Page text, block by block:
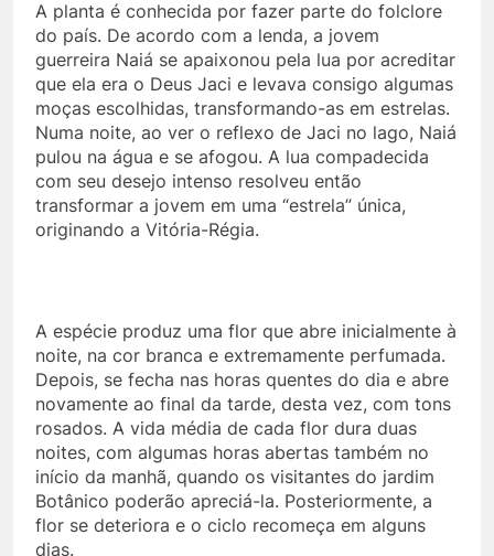
A planta é conhecida por fazer parte do folclore
do país. De acordo com a lenda, a jovem
guerreira Naiá se apaixonou pela lua por acreditar
que ela era o Deus Jaci e levava consigo algumas
moças escolhidas, transformando-as em estrelas.
Numa noite, ao ver o reflexo de Jaci no lago, Naiá
pulou na água e se afogou. A lua compadecida
com seu desejo intenso resolveu então
transformar a jovem em uma “estrela” única,
originando a Vitória-Régia.
A espécie produz uma flor que abre inicialmente à
noite, na cor branca e extremamente perfumada.
Depois, se fecha nas horas quentes do dia e abre
novamente ao final da tarde, desta vez, com tons
rosados. A vida média de cada flor dura duas
noites, com algumas horas abertas também no
início da manhã, quando os visitantes do jardim
Botânico poderão apreciá-la. Posteriormente, a
flor se deteriora e o ciclo recomeça em alguns
dias.